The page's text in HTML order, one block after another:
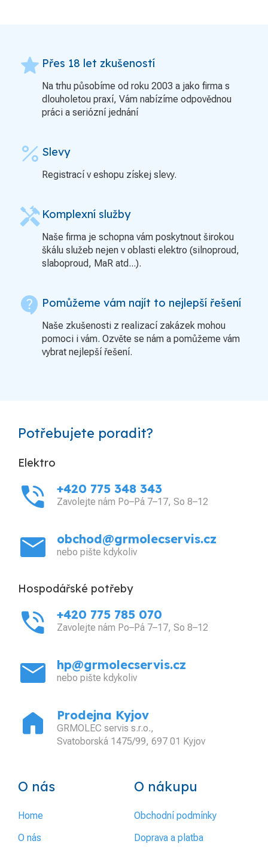
grade Přes 18 let zkušeností
Na trhu působíme od roku 2003 a jako firma s
dlouholetou praxí, Vám nabízíme odpovědnou
práci a seriózní jednání
percent Slevy
Registrací v eshopu získej slevy.
handyman Komplexní služby
Naše firma je schopna vám poskytnout širokou
škálu služeb nejen v oblasti elektro (silnoproud,
slaboproud, MaR atd...).
contact_support Pomůžeme vám najít to nejlepší řešení
Naše zkušenosti z realizací zakázek mohou
pomoci i vám. Ozvěte se nám a pomůžeme vám
vybrat nejlepší řešení.
Potřebujete poradit?
Elektro
phone_in_talk +420 775 348 343
Zavolejte nám Po–Pá 7–17, So 8–12
mail obchod@grmolecservis.cz
nebo pište kdykoliv
Hospodářské potřeby
phone_in_talk +420 775 785 070
Zavolejte nám Po–Pá 7–17, So 8–12
mail hp@grmolecservis.cz
nebo pište kdykoliv
home Prodejna Kyjov
GRMOLEC servis s.r.o.,
Svatoborská 1475/99, 697 01 Kyjov
O nás
Home
O nás
O nákupu
Obchodní podmínky
Doprava a platba